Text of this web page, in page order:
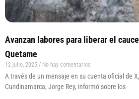
Avanzan labores para liberar el
Quetame
12 julio, 2025 No hay comentarios
A través de un mensaje en su cuenta oficial de
Cundinamarca, Jorge Rey, informó sobre los